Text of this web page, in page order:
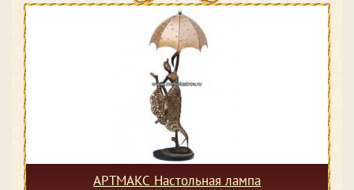
АРТМАКС Настольная лампа